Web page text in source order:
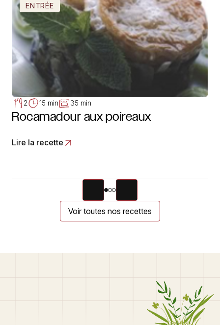
ENTRÉE
2 15 min 35 min
Rocamadour aux poireaux
Lire la recette
Voir toutes nos recettes